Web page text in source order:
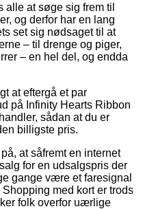
at søge sig frem til
og derfor har en lang
set sig nødsaget til at
– til drenge og piger,
– en hel del, og endda
at eftergå et par
på Infinity Hearts Ribbon
sådan at du er
billigste pris.
at såfremt en internet
for en udsalgspris der
gange være et faresignal
med kort er trods
folk overfor uærlige